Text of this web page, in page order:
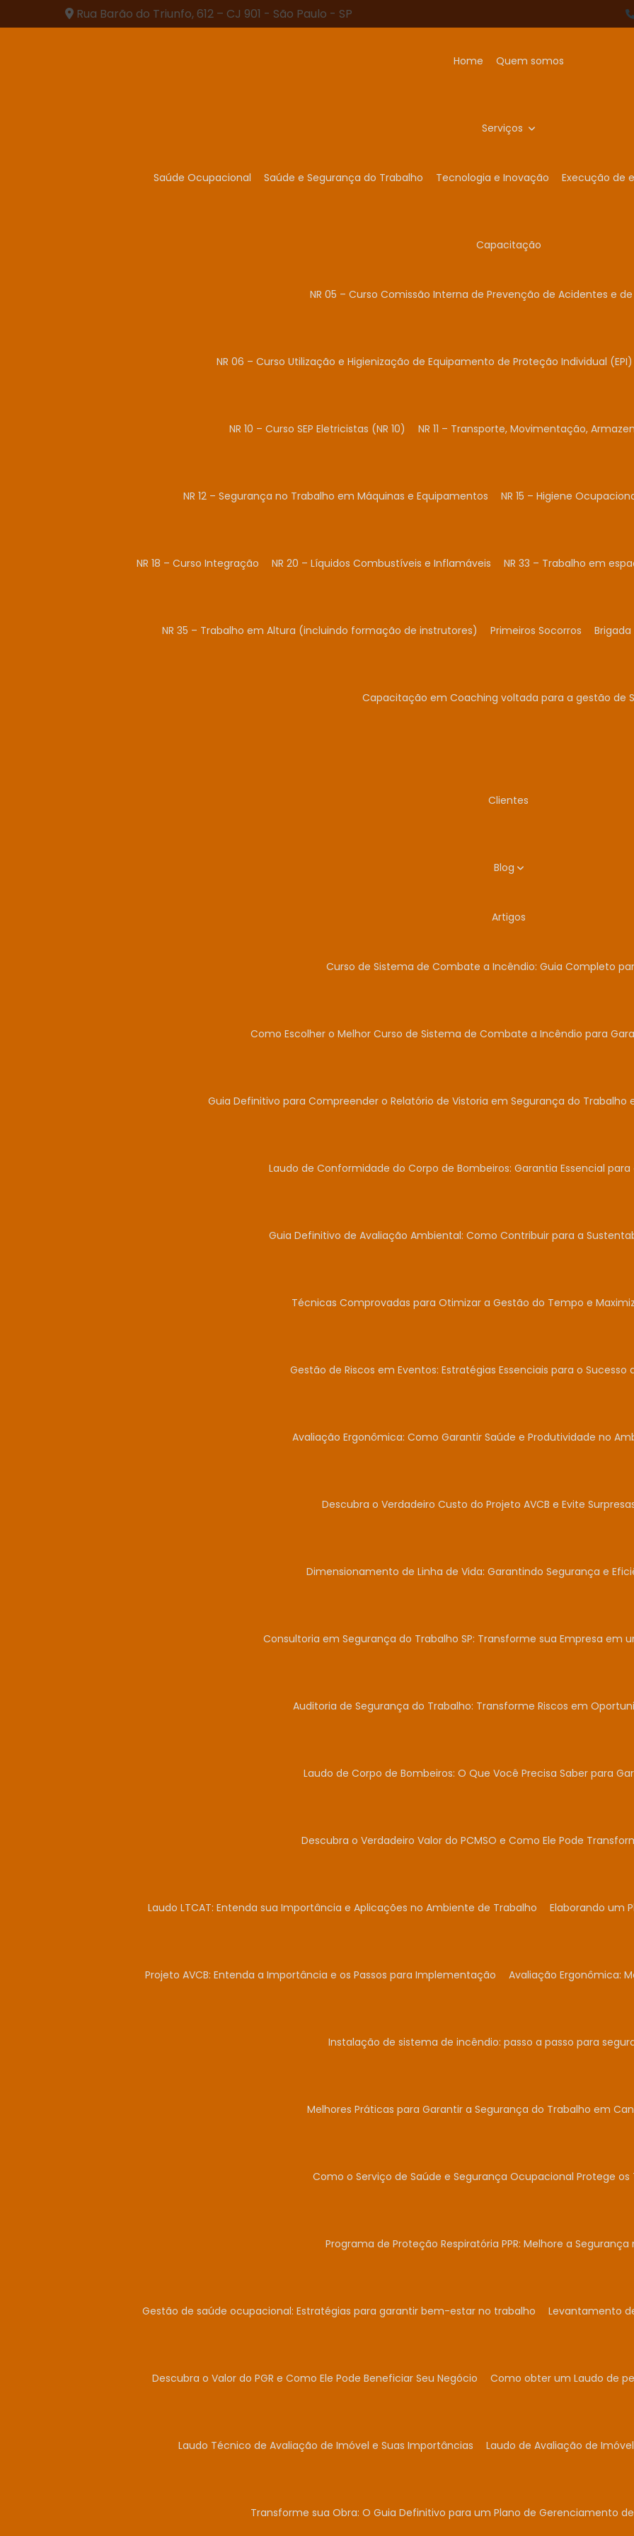
Rua Barão do Triunfo, 612 – CJ 901 - São Paulo - SP
Home Quem somos
Serviços
Saúde Ocupacional Saúde e Segurança do Trabalho Tecnologia e Inovação Execução de
Capacitação
NR 05 – Curso Comissão Interna de Prevenção de Acidentes e
NR 06 – Curso Utilização e Higienização de Equipamento de Proteção Individual (EPI)
NR 10 – Curso SEP Eletricistas (NR 10) NR 11 – Transporte, Movimentação,
NR 12 – Segurança no Trabalho em Máquinas e Equipamentos NR 15 – Higiene
NR 18 – Curso Integração NR 20 – Líquidos Combustíveis e Inflamáveis NR 33 – Trabalho em
NR 35 – Trabalho em Altura (incluindo formação de instrutores) Primeiros Socorros
Capacitação em Coaching voltada para a gestão de
Clientes
Blog
Artigos
Curso de Sistema de Combate a Incêndio: Guia Completo
Como Escolher o Melhor Curso de Sistema de Combate a Incêndio para
Guia Definitivo para Compreender o Relatório de Vistoria em Segurança do Trabalho
Laudo de Conformidade do Corpo de Bombeiros: Garantia Essencial
Guia Definitivo de Avaliação Ambiental: Como Contribuir para a
Técnicas Comprovadas para Otimizar a Gestão do Tempo e
Gestão de Riscos em Eventos: Estratégias Essenciais para o Sucesso
Avaliação Ergonômica: Como Garantir Saúde e Produtividade no
Descubra o Verdadeiro Custo do Projeto AVCB e Evite
Dimensionamento de Linha de Vida: Garantindo Segurança e
Consultoria em Segurança do Trabalho SP: Transforme sua Empresa em
Auditoria de Segurança do Trabalho: Transforme Riscos em
Laudo de Corpo de Bombeiros: O Que Você Precisa Saber para
Descubra o Verdadeiro Valor do PCMSO e Como Ele Pode
Laudo LTCAT: Entenda sua Importância e Aplicações no Ambiente de Trabalho Elaborando um
Projeto AVCB: Entenda a Importância e os Passos para Implementação Avaliação Ergonômica:
Instalação de sistema de incêndio: passo a passo para
Melhores Práticas para Garantir a Segurança do Trabalho em
Como o Serviço de Saúde e Segurança Ocupacional Protege os
Programa de Proteção Respiratória PPR: Melhore a
Gestão de saúde ocupacional: Estratégias para garantir bem-estar no trabalho Levantamento
Descubra o Valor do PGR e Como Ele Pode Beneficiar Seu Negócio Como obter um Laudo de
Laudo Técnico de Avaliação de Imóvel e Suas Importâncias Laudo de Avaliação de
Transforme sua Obra: O Guia Definitivo para um Plano de Gerenciamento